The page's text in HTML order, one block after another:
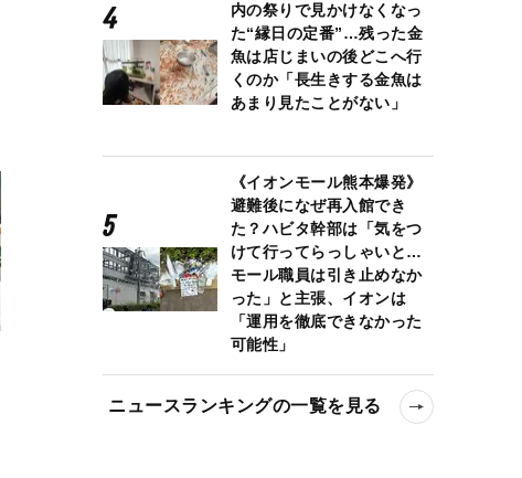
内の祭りで見かけなくなっ
た“縁日の定番”…残った金
魚は店じまいの後どこへ行
くのか「長生きする金魚は
あまり見たことがない」
《イオンモール熊本爆発》
避難後になぜ再入館でき
た？ハビタ幹部は「気をつ
けて行ってらっしゃいと…
モール職員は引き止めなか
った」と主張、イオンは
「運用を徹底できなかった
可能性」
ニュースランキングの一覧を見る